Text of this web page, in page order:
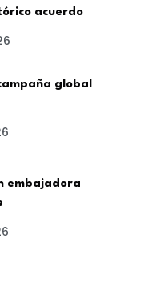
acuerdo
global
embajadora